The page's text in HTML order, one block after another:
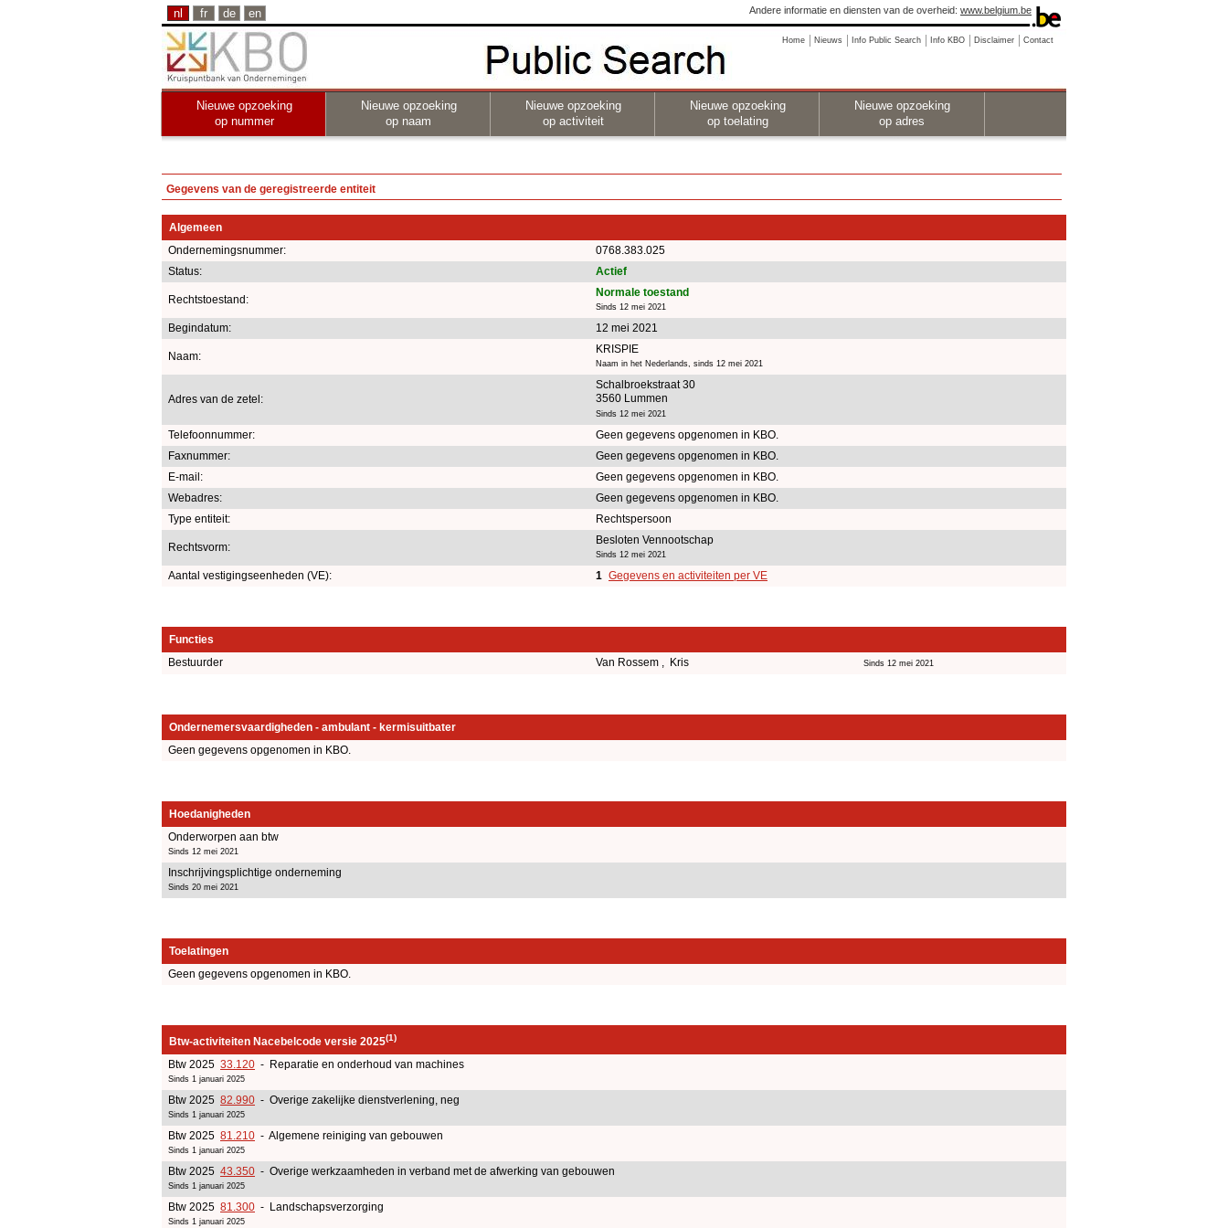
nl fr de en Andere informatie en diensten van de overheid: www.belgium.be
Home Nieuws Info Public Search Info KBO Disclaimer Contact
Nieuwe opzoeking
op nummer
Nieuwe opzoeking
op naam
Nieuwe opzoeking
op activiteit
Nieuwe opzoeking
op toelating
Nieuwe opzoeking
op adres
Gegevens van de geregistreerde entiteit
Algemeen
Ondernemingsnummer:
0768.383.025
Status:
Actief
Rechtstoestand:
Normale toestand
Sinds 12 mei 2021
Begindatum: 12 mei 2021
Naam:
KRISPIE
Naam in het Nederlands, sinds 12 mei 2021
Adres van de zetel:
Schalbroekstraat 30
3560 Lummen
Sinds 12 mei 2021
Telefoonnummer:
Geen gegevens opgenomen in KBO.
Faxnummer:
Geen gegevens opgenomen in KBO.
E-mail:
Geen gegevens opgenomen in KBO.
Webadres:
Geen gegevens opgenomen in KBO.
Type entiteit:
Rechtspersoon
Rechtsvorm:
Besloten Vennootschap
Sinds 12 mei 2021
Aantal vestigingseenheden (VE): 1 Gegevens en activiteiten per VE
Functies
Bestuurder
Van Rossem , Kris Sinds 12 mei 2021
Ondernemersvaardigheden - ambulant - kermisuitbater
Geen gegevens opgenomen in KBO.
Hoedanigheden
Onderworpen aan btw
Sinds 12 mei 2021
Inschrijvingsplichtige onderneming
Sinds 20 mei 2021
Toelatingen
Geen gegevens opgenomen in KBO.
Btw-activiteiten Nacebelcode versie 2025(1)
Btw 2025 33.120 - Reparatie en onderhoud van machines
Sinds 1 januari 2025
Btw 2025 82.990 - Overige zakelijke dienstverlening, neg
Sinds 1 januari 2025
Btw 2025 81.210 - Algemene reiniging van gebouwen
Sinds 1 januari 2025
Btw 2025 43.350 - Overige werkzaamheden in verband met de afwerking van gebouwen
Sinds 1 januari 2025
Btw 2025 81.300 - Landschapsverzorging
Sinds 1 januari 2025